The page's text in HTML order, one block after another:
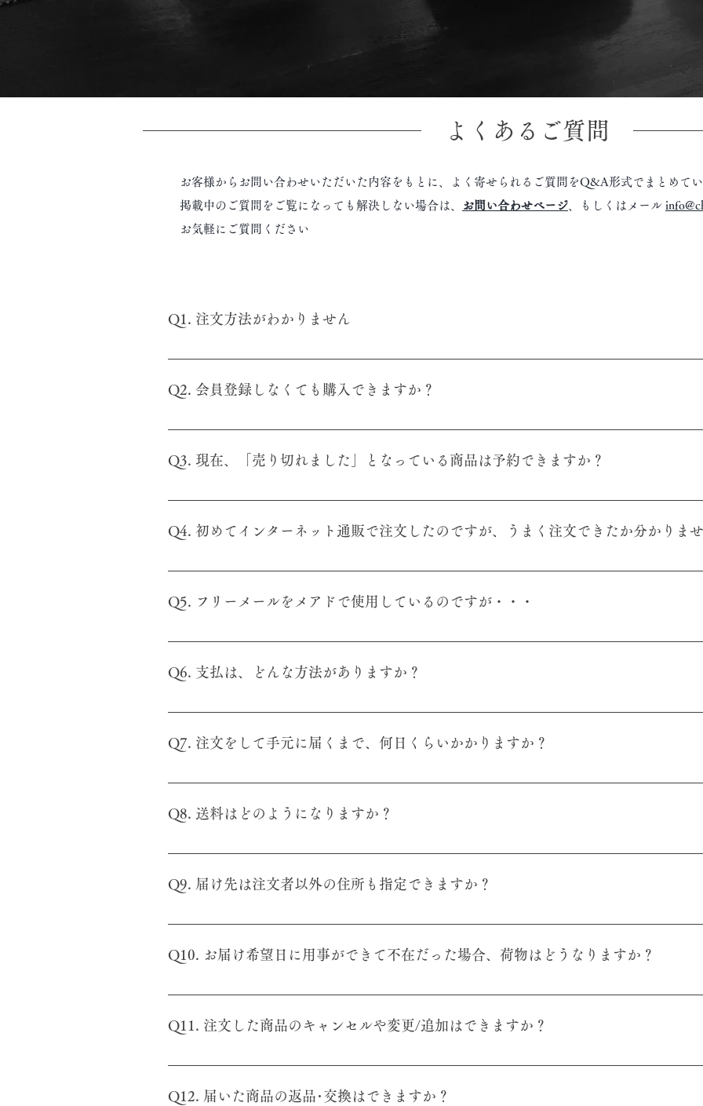
よくあるご質問
お客様からお問い合わせいただいた内容をもとに、よく寄せられるご質問をQ&A形式でまとめてい
掲載中のご質問をご覧になっても解決しない場合は、
お問い合わせページ もしくはメール
お気軽にご質問ください
Q1. 注文方法がわかりません
A1. ご希望商品にある「購入する→」ボタンを押してショッピングカートに商品を入れます。ショッ
注文することができます。 ※ 茶禅草堂の商品は、全品税込みおよび送料込みの価格です。
Q2. 会員登録しなくても購入できますか？
A2. はい、問題なく購入できます。 講座の申込みおよび商品のご購入の際に、事前に会員登録いた
Q3. 現在、「売り切れました」となっている商品は予約できますか？
A3. 在庫切れとなっている商品は一部商品を除き 再入荷が可能な商品です。 ただし、追加生産をお
りません。おおよその入荷時期で宜しければ判り次第、メールでお知らせすることも可能ですので、
Q4. 初めてインターネット通販で注文したのですが、うまく注文できたか分かりませ
A4. ご注文完了時に自動でご注文確認メールが送信されます。 自動のご注文確認メールが届かない
合わせページ、もしくはメールinfo@cha-zen.comでお問い合わせください。
Q5. フリーメールをメアドで使用しているのですが・・・
A5. フリーメールをお使いのお客様より「メールが届かない」というお問い合わせを多数いただいて
アドレス宛てに自動返信メールが送信されます。 Hotmail (MSNを含む)、Yahoo!メールなどの迷惑
Hotmail (MSN) は迷惑メール対策が厳しいため、お客さまがメールを受信される前の段階でシステ
ざいます。これはHotmailのシステムによるものですので、現状では解決する事ができません。 ●迷
ケース 迷惑メールフィルタの設定により、茶禅草堂からのメールが[迷惑メール]ボックスに振り分け
ルの処理と報告]、Yahoo!メールの場合[メールオプション]→[迷惑メール対策]からスパムフィルタの
連絡ください。
Q6. 支払は、どんな方法がありますか？
A6. クレジットカード、銀行振込 (近日導入予定) に対応しています。 もし他のお支払い方法をご希
Q7. 注文をして手元に届くまで、何日くらいかかりますか？
A7. ご入金確認後3営業日以内に発送いたしますので、基本的に到着は注文日から1〜7日になります
Q8. 送料はどのようになりますか？
A8. 茶禅草堂の商品全品で、送料は購入金額に関わらず無料です。
Q9. 届け先は注文者以外の住所も指定できますか？
A9. 注文者住所以外のお届先住所も指定できます。プレゼント用等にご利用ください。
Q10. お届け希望日に用事ができて不在だった場合、荷物はどうなりますか？
A10. 留守の場合は郵便受け等に不在票が入りますので、お客様から直接運送会社に再配達の依頼を
Q11. 注文した商品のキャンセルや変更/追加はできますか？
A11. 基本的に、発送準備が整う前までにご連絡いただければ対応できます。 発送後のキャンセルは
Q12. 届いた商品の返品･交換はできますか？